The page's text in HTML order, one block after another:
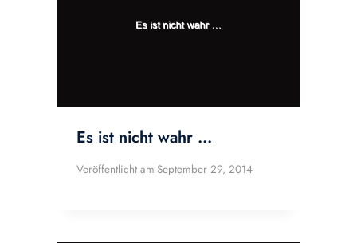
Es ist nicht wahr …
Veröffentlicht am September 29, 2014